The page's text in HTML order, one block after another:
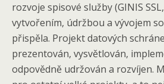
rozvoje spisové služby (GINIS
vytvořením, údržbou a vývojem
přispěla. Projekt datových
prezentován, vysvětlován,
odpovědně udržován a rozvíjen.